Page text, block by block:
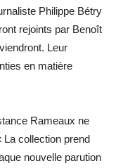
Philippe Bétry
rejoints par Benoît
Leur
en matière
Rameaux ne
La collection prend
nouvelle parution